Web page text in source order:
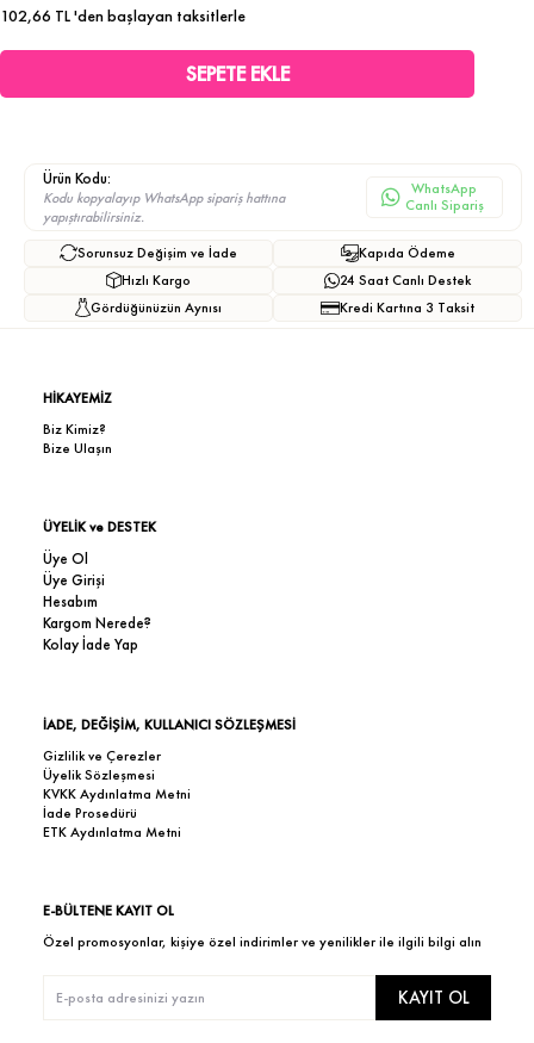
102,66 TL'den başlayan taksitlerle
Ürün Kodu:
Kodu kopyalayıp WhatsApp sipariş hattına
yapıştırabilirsiniz.
WhatsApp
Canlı Sipariş
Sorunsuz Değişim ve İade
Hızlı Kargo
Gördüğünüzün Aynısı
Kapıda Ödeme
24 Saat Canlı Destek
Kredi Kartına 3 Taksit
HİKAYEMİZ
Biz Kimiz?
Bize Ulaşın
ÜYELİK ve DESTEK
Üye Ol
Üye Girişi
Hesabım
Kargom Nerede?
Kolay İade Yap
İADE, DEĞİŞİM, KULLANICI SÖZLEŞMESİ
Gizlilik ve Çerezler
Üyelik Sözleşmesi
KVKK Aydınlatma Metni
İade Prosedürü
ETK Aydınlatma Metni
E-BÜLTENE KAYIT OL
Özel promosyonlar, kişiye özel indirimler ve yenilikler ile ilgili bilgi alın
KAYIT OL